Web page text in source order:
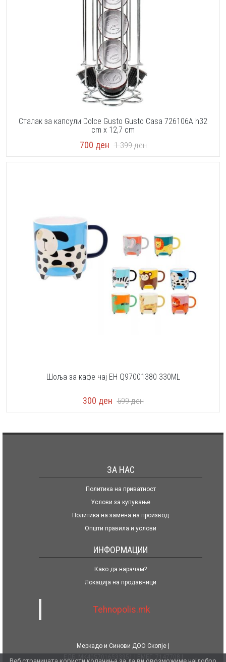
Сталак за капсули Dolce Gusto Gusto Casa 726106A h32
cm x 12,7 cm
700 ден 1.399ден
Шоља за кафе чај EH Q97001380 330ML
300 ден 599ден
ЗА НАС
Политика на приватност
Услови за купување
Политика на замена на производ
Општи правила и услови
ИНФОРМАЦИИ
Како да нарачам?
Локација на продавници
Tehnopolis.mk
Меркадо и Синови ДОО Скопје